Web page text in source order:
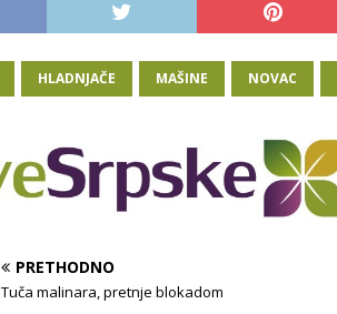
HLADNJAČE MAŠINE NOVAC
PRETHODNO
Tuča malinara, pretnje blokadom